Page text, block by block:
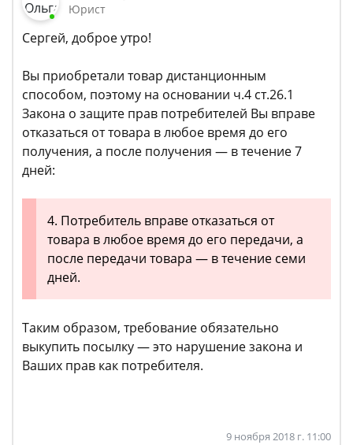
Юрист
Сергей, доброе утро!
Вы приобретали товар дистанционным
способом, поэтому на основании ч.4 ст.26.1
Закона о защите прав потребителей Вы вправе
отказаться от товара в любое время до его
получения, а после получения — в течение 7
дней:
4. Потребитель вправе отказаться от
товара в любое время до его передачи, а
после передачи товара — в течение семи
дней.
Таким образом, требование обязательно
выкупить посылку — это нарушение закона и
Ваших прав как потребителя.
9 ноября 2018 г. 11:00